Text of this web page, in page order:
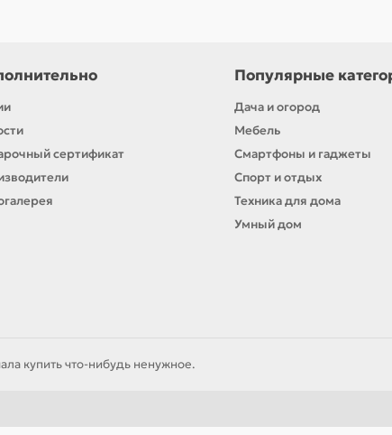
сертификат
Популярные
Дача и огород
Мебель
Смартфоны и гаджеты
Спорт и отдых
Техника для дома
Умный дом
купить что-нибудь ненужное.